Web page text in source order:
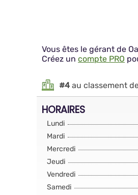
Vous êtes le gérant de
Créez un compte PRO
#4 au classement
HORAIRES
Lundi
Mardi
Mercredi
Jeudi
Vendredi
Samedi